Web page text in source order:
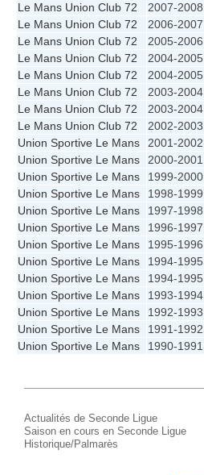
Le Mans Union Club 72
2007-2008
Le Mans Union Club 72
2006-2007
Le Mans Union Club 72
2005-2006
Le Mans Union Club 72
2004-2005
Le Mans Union Club 72
2004-2005
Le Mans Union Club 72
2003-2004
Le Mans Union Club 72
2003-2004
Le Mans Union Club 72
2002-2003
Union Sportive Le Mans
2001-2002
Union Sportive Le Mans
2000-2001
Union Sportive Le Mans
1999-2000
Union Sportive Le Mans
1998-1999
Union Sportive Le Mans
1997-1998
Union Sportive Le Mans
1996-1997
Union Sportive Le Mans
1995-1996
Union Sportive Le Mans
1994-1995
Union Sportive Le Mans
1994-1995
Union Sportive Le Mans
1993-1994
Union Sportive Le Mans
1992-1993
Union Sportive Le Mans
1991-1992
Union Sportive Le Mans
1990-1991
Actualités de Seconde Ligue
Saison en cours en Seconde Ligue
Historique/Palmarès